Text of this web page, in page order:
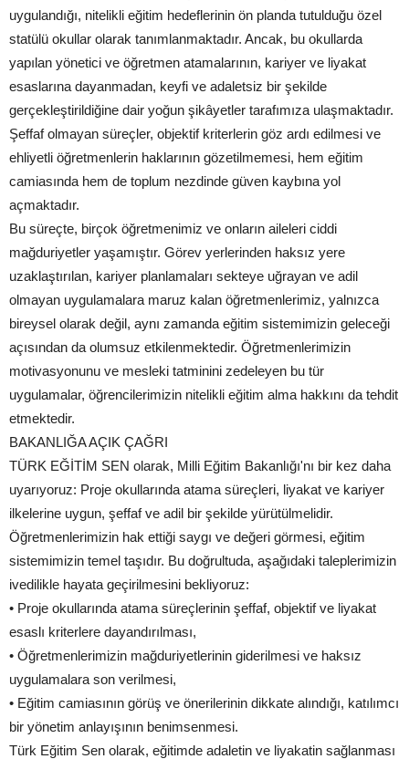
uygulandığı, nitelikli eğitim hedeflerinin ön planda tutulduğu özel
statülü okullar olarak tanımlanmaktadır. Ancak, bu okullarda
yapılan yönetici ve öğretmen atamalarının, kariyer ve liyakat
esaslarına dayanmadan, keyfi ve adaletsiz bir şekilde
gerçekleştirildiğine dair yoğun şikâyetler tarafımıza ulaşmaktadır.
Şeffaf olmayan süreçler, objektif kriterlerin göz ardı edilmesi ve
ehliyetli öğretmenlerin haklarının gözetilmemesi, hem eğitim
camiasında hem de toplum nezdinde güven kaybına yol
açmaktadır.
Bu süreçte, birçok öğretmenimiz ve onların aileleri ciddi
mağduriyetler yaşamıştır. Görev yerlerinden haksız yere
uzaklaştırılan, kariyer planlamaları sekteye uğrayan ve adil
olmayan uygulamalara maruz kalan öğretmenlerimiz, yalnızca
bireysel olarak değil, aynı zamanda eğitim sistemimizin geleceği
açısından da olumsuz etkilenmektedir. Öğretmenlerimizin
motivasyonunu ve mesleki tatminini zedeleyen bu tür
uygulamalar, öğrencilerimizin nitelikli eğitim alma hakkını da tehdit
etmektedir.
BAKANLIĞA AÇIK ÇAĞRI
TÜRK EĞİTİM SEN olarak, Milli Eğitim Bakanlığı'nı bir kez daha
uyarıyoruz: Proje okullarında atama süreçleri, liyakat ve kariyer
ilkelerine uygun, şeffaf ve adil bir şekilde yürütülmelidir.
Öğretmenlerimizin hak ettiği saygı ve değeri görmesi, eğitim
sistemimizin temel taşıdır. Bu doğrultuda, aşağıdaki taleplerimizin
ivedilikle hayata geçirilmesini bekliyoruz:
• Proje okullarında atama süreçlerinin şeffaf, objektif ve liyakat
esaslı kriterlere dayandırılması,
• Öğretmenlerimizin mağduriyetlerinin giderilmesi ve haksız
uygulamalara son verilmesi,
• Eğitim camiasının görüş ve önerilerinin dikkate alındığı, katılımcı
bir yönetim anlayışının benimsenmesi.
Türk Eğitim Sen olarak, eğitimde adaletin ve liyakatin sağlanması